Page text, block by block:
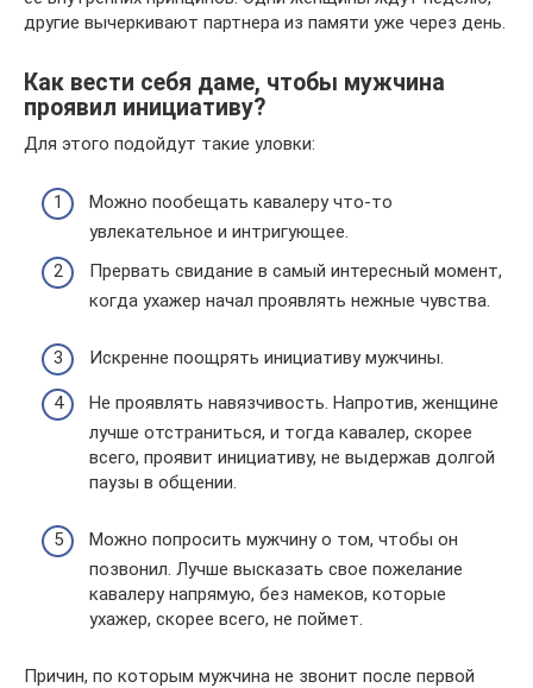
другие вычеркивают партнера из памяти уже через день.
Как вести себя даме, чтобы мужчина
проявил инициативу?
Для этого подойдут такие уловки:
Можно пообещать кавалеру что-то
увлекательное и интригующее.
Прервать свидание в самый интересный момент,
когда ухажер начал проявлять нежные чувства.
Искренне поощрять инициативу мужчины.
Не проявлять навязчивость. Напротив, женщине
лучше отстраниться, и тогда кавалер, скорее
всего, проявит инициативу, не выдержав долгой
паузы в общении.
Можно попросить мужчину о том, чтобы он
позвонил. Лучше высказать свое пожелание
кавалеру напрямую, без намеков, которые
ухажер, скорее всего, не поймет.
Причин, по которым мужчина не звонит после первой